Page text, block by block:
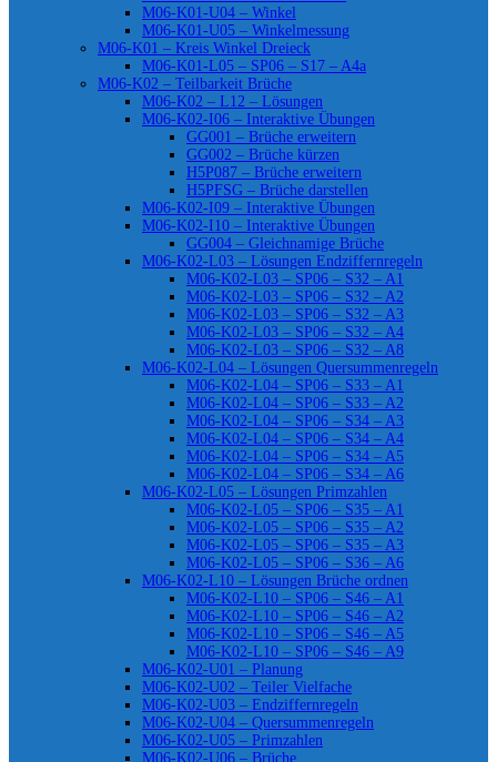
M06-K01-U04 – Winkel
M06-K01-U05 – Winkelmessung
M06-K01 – Kreis Winkel Dreieck
M06-K01-L05 – SP06 – S17 – A4a
M06-K02 – Teilbarkeit Brüche
M06-K02 – L12 – Lösungen
M06-K02-I06 – Interaktive Übungen
GG001 – Brüche erweitern
GG002 – Brüche kürzen
H5P087 – Brüche erweitern
H5PFSG – Brüche darstellen
M06-K02-I09 – Interaktive Übungen
M06-K02-I10 – Interaktive Übungen
GG004 – Gleichnamige Brüche
M06-K02-L03 – Lösungen Endziffernregeln
M06-K02-L03 – SP06 – S32 – A1
M06-K02-L03 – SP06 – S32 – A2
M06-K02-L03 – SP06 – S32 – A3
M06-K02-L03 – SP06 – S32 – A4
M06-K02-L03 – SP06 – S32 – A8
M06-K02-L04 – Lösungen Quersummenregeln
M06-K02-L04 – SP06 – S33 – A1
M06-K02-L04 – SP06 – S33 – A2
M06-K02-L04 – SP06 – S34 – A3
M06-K02-L04 – SP06 – S34 – A4
M06-K02-L04 – SP06 – S34 – A5
M06-K02-L04 – SP06 – S34 – A6
M06-K02-L05 – Lösungen Primzahlen
M06-K02-L05 – SP06 – S35 – A1
M06-K02-L05 – SP06 – S35 – A2
M06-K02-L05 – SP06 – S35 – A3
M06-K02-L05 – SP06 – S36 – A6
M06-K02-L10 – Lösungen Brüche ordnen
M06-K02-L10 – SP06 – S46 – A1
M06-K02-L10 – SP06 – S46 – A2
M06-K02-L10 – SP06 – S46 – A5
M06-K02-L10 – SP06 – S46 – A9
M06-K02-U01 – Planung
M06-K02-U02 – Teiler Vielfache
M06-K02-U03 – Endziffernregeln
M06-K02-U04 – Quersummenregeln
M06-K02-U05 – Primzahlen
M06-K02-U06 – Brüche